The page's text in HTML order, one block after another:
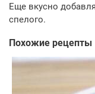
Еще вкусно
спелого.
Похожие рецепты